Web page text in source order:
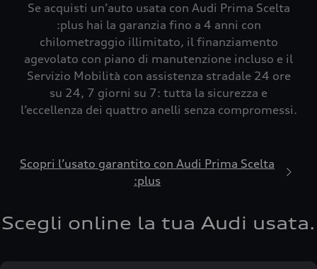
Se acquisti un’auto usata con Audi Prima Scelta
:plus hai la garanzia fino a 4 anni con
chilometraggio illimitato, il finanziamento
agevolato con piano di manutenzione incluso e il
Servizio Mobilità con assistenza stradale 24 ore
su 24, 7 giorni su 7: tutta la sicurezza e
l’eccellenza dei quattro anelli senza compromessi.
Scopri l’usato garantito con Audi Prima Scelta
:plus
Scegli online la tua Audi usata.